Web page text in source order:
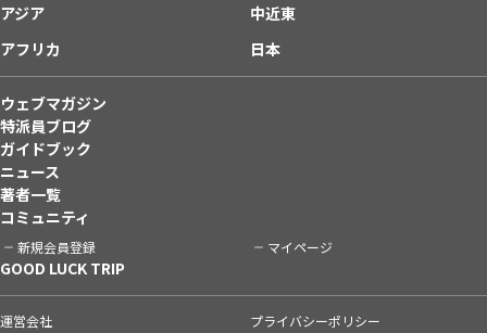
アジア
中近東
アフリカ
日本
ウェブマガジン
特派員ブログ
ガイドブック
ニュース
著者一覧
コミュニティ
新規会員登録 マイページ
GOOD LUCK TRIP
運営会社 プライバシーポリシー